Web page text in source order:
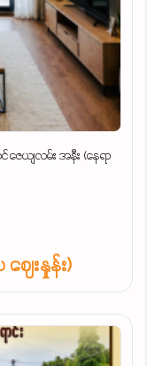
ဇေယျလမ်း အနီး (နေရာ
ေးနှုန်း)